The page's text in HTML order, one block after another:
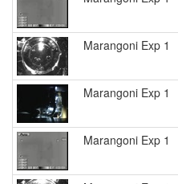
Marangoni Exp 1
Marangoni Exp 1
Marangoni Exp 1